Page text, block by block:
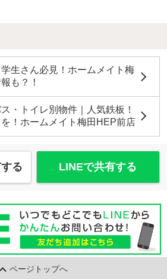
生さん必見！ホームメイト梅
も？！
・トイレ別物件｜人気鉄板！
！ホームメイト梅田HEP前店
る LINEで共有する
ページトップへ